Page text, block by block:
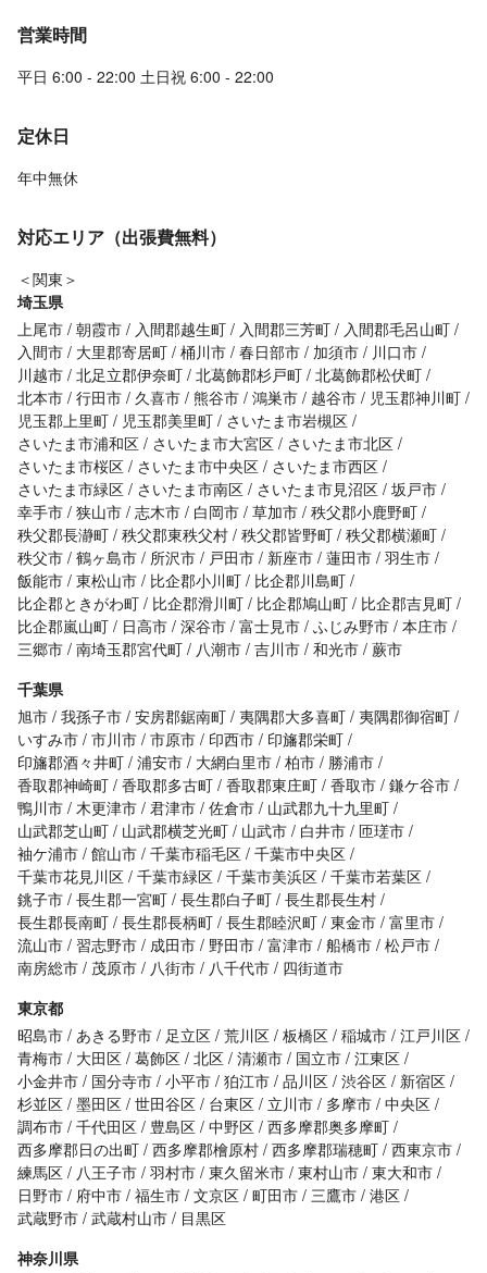
営業時間
平日 6:00 - 22:00 土日祝 6:00 - 22:00
定休日
年中無休
対応エリア（出張費無料）
＜関東＞
埼玉県
上尾市 朝霞市 入間郡越生町 入間郡三芳町
入間郡毛呂山町
入間市
大里郡寄居町 桶川市 春日部市 加須市
川口市
川越市 北足立郡伊奈町 北葛飾郡杉戸町 北葛飾郡松伏町
北本市 行田市 久喜市 熊谷市 鴻巣市 越谷市
児玉郡神川町
児玉郡上里町
児玉郡美里町
さいたま市岩槻区
さいたま市浦和区
さいたま市大宮区
さいたま市北区
さいたま市桜区
さいたま市中央区
さいたま市西区
さいたま市緑区
さいたま市南区 さいたま市見沼区 坂戸市
幸手市 狭山市 志木市 白岡市 草加市 秩父郡小鹿野町
秩父郡長瀞町 秩父郡東秩父村 秩父郡皆野町 秩父郡横瀬町
秩父市 鶴ヶ島市 所沢市 戸田市 新座市 蓮田市 羽生市
飯能市 東松山市 比企郡小川町
比企郡川島町
比企郡ときがわ町
比企郡滑川町 比企郡鳩山町
比企郡吉見町
比企郡嵐山町
日高市 深谷市 富士見市 ふじみ野市 本庄市
三郷市 南埼玉郡宮代町 八潮市 吉川市 和光市 蕨市
千葉県
旭市 我孫子市 安房郡鋸南町 夷隅郡大多喜町 夷隅郡御宿町
いすみ市 市川市 市原市 印西市
印旛郡栄町
印旛郡酒々井町 浦安市 大網白里市 柏市
勝浦市
香取郡神崎町 香取郡多古町 香取郡東庄町 香取市 鎌ケ谷市
鴨川市 木更津市 君津市 佐倉市
山武郡九十九里町
山武郡芝山町
山武郡横芝光町 山武市 白井市 匝瑳市
袖ケ浦市 館山市 千葉市稲毛区 千葉市中央区
千葉市花見川区 千葉市緑区 千葉市美浜区 千葉市若葉区
銚子市 長生郡一宮町 長生郡白子町 長生郡長生村
長生郡長南町 長生郡長柄町 長生郡睦沢町 東金市 富里市
流山市
習志野市 成田市 野田市 富津市 船橋市 松戸市
南房総市
茂原市 八街市 八千代市
四街道市
東京都
昭島市 あきる野市 足立区 荒川区 板橋区 稲城市 江戸川区
青梅市
大田区 葛飾区 北区 清瀬市 国立市 江東区
小金井市
国分寺市 小平市 狛江市 品川区 渋谷区
新宿区
杉並区 墨田区 世田谷区 台東区 立川市 多摩市 中央区
調布市 千代田区 豊島区 中野区 西多摩郡奥多摩町
西多摩郡日の出町 西多摩郡檜原村 西多摩郡瑞穂町 西東京市
練馬区
八王子市 羽村市 東久留米市 東村山市 東大和市
日野市
府中市 福生市 文京区 町田市 三鷹市 港区
武蔵野市 武蔵村山市
目黒区
神奈川県